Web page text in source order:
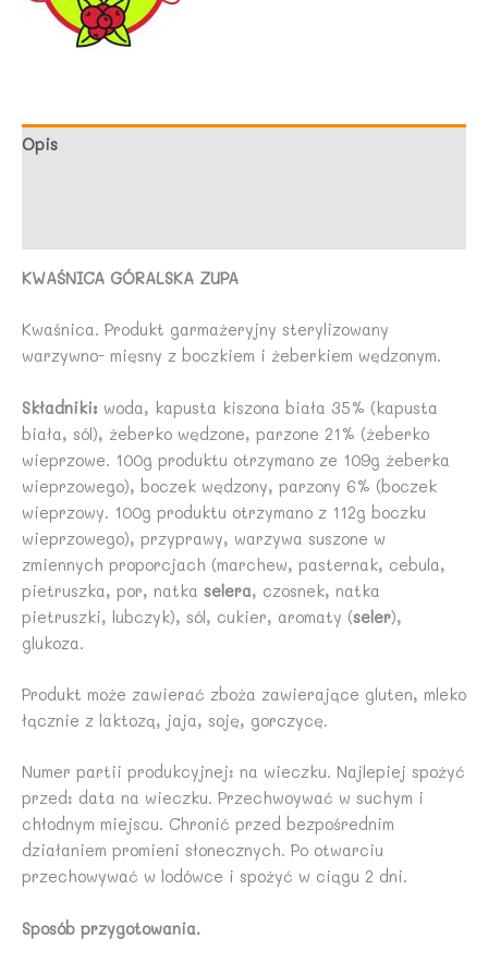
Opis
KWAŚNICA GÓRALSKA ZUPA
Kwaśnica. Produkt garmażeryjny sterylizowany
warzywno- mięsny z boczkiem i żeberkiem wędzonym.
Składniki: woda, kapusta kiszona biała 35% (kapusta
biała, sól), żeberko wędzone, parzone 21% (żeberko
wieprzowe. 100g produktu otrzymano ze 109g żeberka
wieprzowego), boczek wędzony, parzony 6% (boczek
wieprzowy. 100g produktu otrzymano z 112g boczku
wieprzowego), przyprawy, warzywa suszone w
zmiennych proporcjach (marchew, pasternak, cebula,
pietruszka, por, natka selera, czosnek, natka
pietruszki, lubczyk), sól, cukier, aromaty (seler),
glukoza.
Produkt może zawierać zboża zawierające gluten, mleko
łącznie z laktozą, jaja, soję, gorczycę.
Numer partii produkcyjnej: na wieczku. Najlepiej spożyć
przed: data na wieczku. Przechwoywać w suchym i
chłodnym miejscu. Chronić przed bezpośrednim
działaniem promieni słonecznych. Po otwarciu
przechowywać w lodówce i spożyć w ciągu 2 dni.
Sposób przygotowania.